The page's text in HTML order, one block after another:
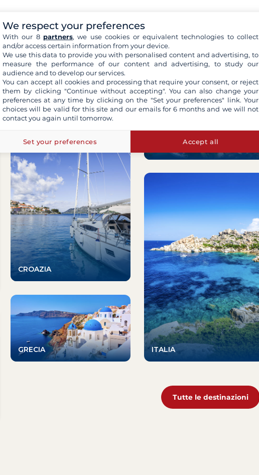
Le destinazioni piú belle
CROAZIA
GRECIA ITALIA
COSTA AZZURRA
Tutte le destinazioni
We respect your preferences
With our 8 partners, we use cookies or equivalent technologies to collect
and/or access certain information from your device.
We use this data to provide you with personalised content and advertising, to
measure the performance of our content and advertising, to study our
audience and to develop our services.
You can accept all cookies and processing that require your consent, or reject
them by clicking "Continue without accepting". You can also change your
preferences at any time by clicking on the "Set your preferences" link. Your
choices will be valid for this site and our emails for 6 months and we will not
contact you again until tomorrow.
Set your preferences Accept all